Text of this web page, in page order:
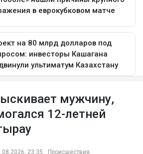
мужчину,
12-летней
23:35 Происшествия